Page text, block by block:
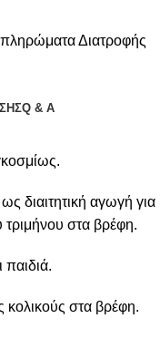
Διατροφής
Q & A
διαιτητική αγωγή για
τριμήνου στα βρέφη.
κολικούς στα βρέφη.